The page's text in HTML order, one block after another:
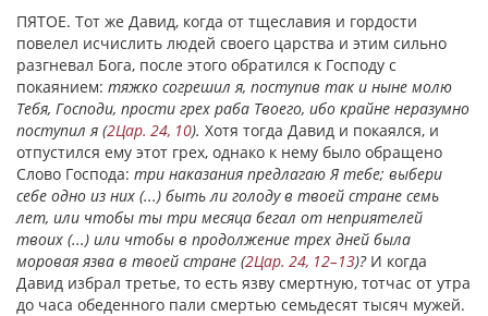
ПЯТОЕ. Тот же Давид, когда от тщеславия и гордости
повелел исчислить людей своего царства и этим сильно
разгневал Бога, после этого обратился к Господу с
покаянием: тяжко согрешил я, поступив maк и ныне молю
Тебя, Господи, прости грех раба Твоего, ибо крайне неразумно
поступил я (2Цар. 24, 10). Хотя тогда Давид и покаялся, и
отпустился ему этот грех, однако к нему было обращено
Слово Господа: три наказания предлагаю Я тебе; выбери
себе одно из них (...) быть ли голоду в твоей стране семь
лет, или чтобы ты три месяца бегал от неприятелей
твоих (...) или чтобы в продолжение трех дней была
моровая язва в твоей стране (2Цар. 24, 12–13)?И когда
Давид избрал третье, то есть язву смертную, тотчас от утра
до часа обеденного пали смертью семьдесят тысяч мужей.